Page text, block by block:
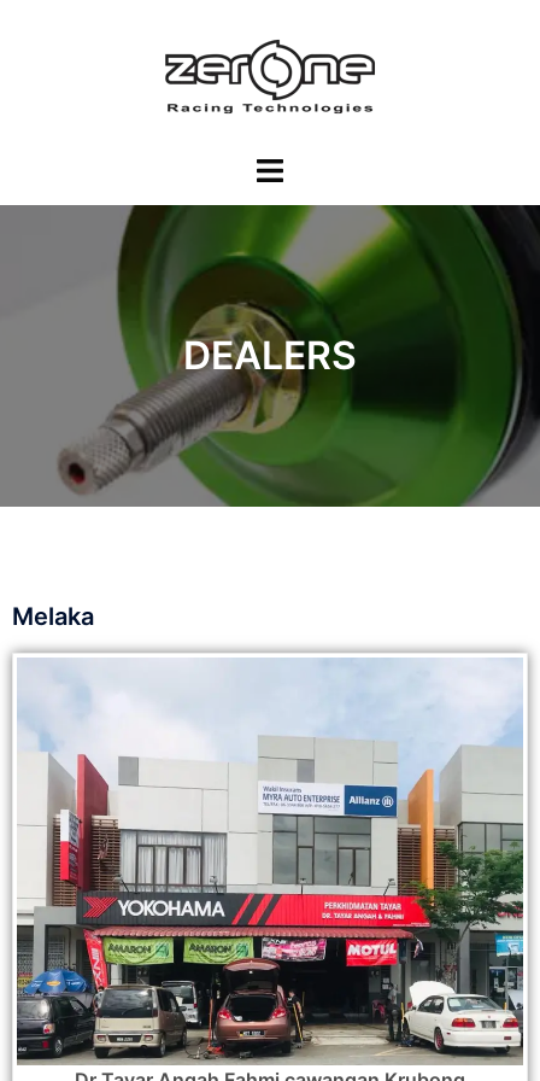
DEALERS
Melaka